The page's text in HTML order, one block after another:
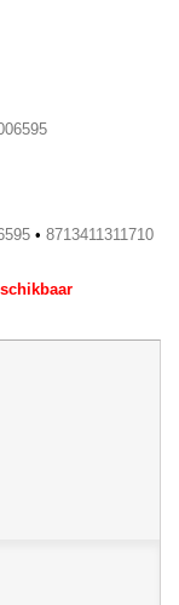
• 8713411311710